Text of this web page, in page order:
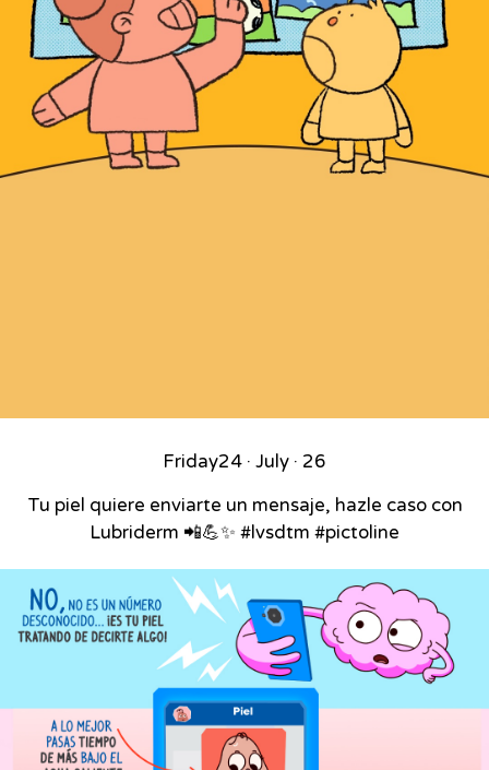
Friday24 · July · 26
Tu piel quiere enviarte un mensaje, hazle caso con
Lubriderm 📲💪✨ #lvsdtm #pictoline